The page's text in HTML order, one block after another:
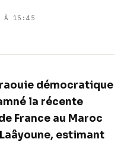
À 15:45
démocratique
la récente
France au Maroc
estimant